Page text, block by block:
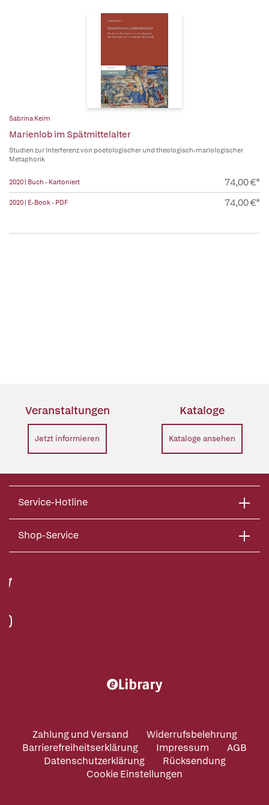
Sabrina Keim
Marienlob im Spätmittelalter
Studien zur Interferenz von poetologischer und theologisch-mariologischer
Metaphorik
2020 | Buch - Kartoniert 74,00 €*
2020 | E-Book - PDF 74,00 €*
Veranstaltungen
Jetzt informieren
Kataloge
Kataloge ansehen
Service-Hotline
Shop-Service
Zahlung und Versand
Widerrufsbelehrung
Barrierefreiheitserklärung
Impressum
AGB
Datenschutzerklärung
Rücksendung
Cookie Einstellungen